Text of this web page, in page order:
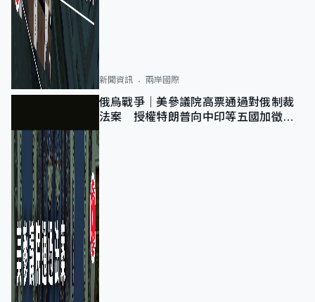
新聞資訊 兩岸國際
俄烏戰爭｜美參議院高票通過對俄制裁
法案 授權特朗普向中印等五國加徵
100%關稅